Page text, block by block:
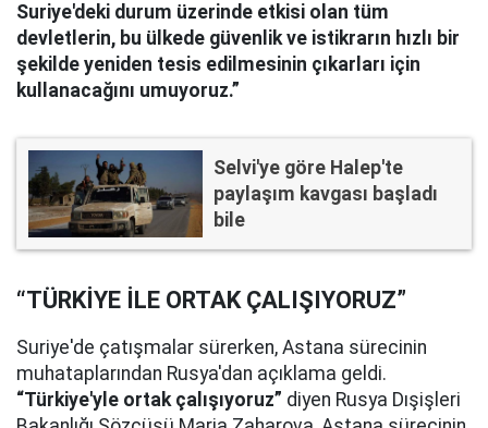
Suriye'deki durum üzerinde etkisi olan tüm
devletlerin, bu ülkede güvenlik ve istikrarın hızlı bir
şekilde yeniden tesis edilmesinin çıkarları için
kullanacağını umuyoruz.”
Selvi'ye göre Halep'te
paylaşım kavgası başladı
bile
“TÜRKİYE İLE ORTAK ÇALIŞIYORUZ”
Suriye'de çatışmalar sürerken, Astana sürecinin
muhataplarından Rusya'dan açıklama geldi.
“Türkiye'yle ortak çalışıyoruz” diyen Rusya Dışişleri